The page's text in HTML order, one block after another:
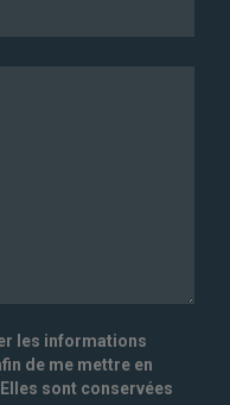
les informations
de me mettre en
sont conservées